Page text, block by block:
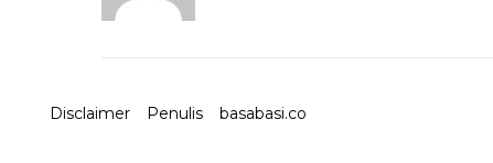
Disclaimer Penulis basabasi.co